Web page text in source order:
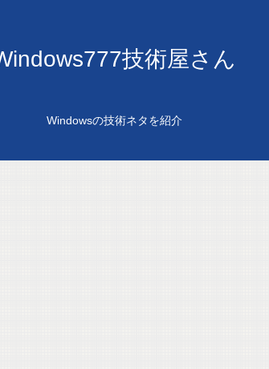
技術屋さん
Windowsの技術ネタを紹介